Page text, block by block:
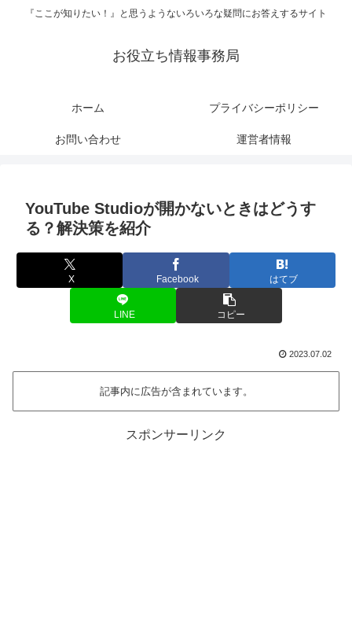
『ここが知りたい！』と思うようないろいろな疑問にお答えするサイト
お役立ち情報事務局
ホーム プライバシーポリシー
お問い合わせ 運営者情報
YouTube Studioが開かないときはどうす
る？解決策を紹介
X Facebook はてブ
LINE コピー
2023.07.02
記事内に広告が含まれています。
スポンサーリンク